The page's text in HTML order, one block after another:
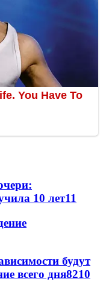
10 лет11
будут
всего дня8210